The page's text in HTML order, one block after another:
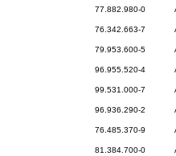
77.882.980-0
76.342.663-7
79.953.600-5
96.955.520-4
99.531.000-7
96.936.290-2
76.485.370-9
81.384.700-0